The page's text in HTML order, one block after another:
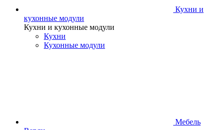
Кухни и
кухонные модули
Кухни и кухонные модули
Кухни
Кухонные модули
Мебель